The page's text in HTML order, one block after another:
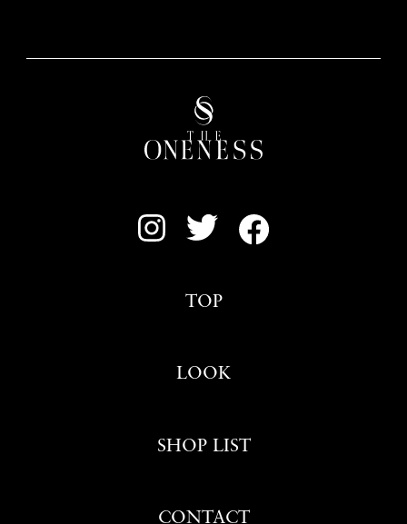
TOP
LOOK
SHOP LIST
CONTACT